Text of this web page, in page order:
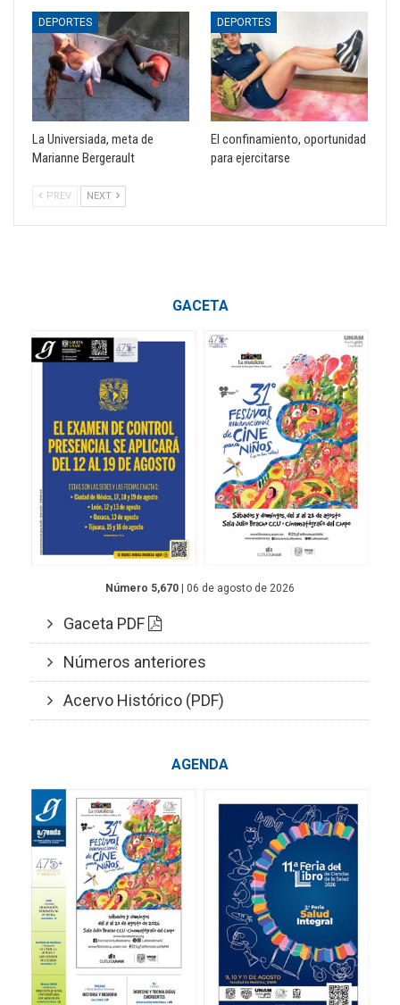
DEPORTES
La Universiada, meta de
Marianne Bergerault
DEPORTES
El confinamiento, oportunidad
para ejercitarse
PREV NEXT
GACETA
Número 5,670 | 06 de agosto de 2026
Gaceta PDF
Números anteriores
Acervo Histórico (PDF)
AGENDA